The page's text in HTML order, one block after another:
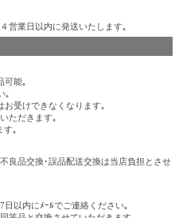
営業日以内に発送いたします｡
可能｡
｡
受けできなくなります｡
ただきます｡
す｡
良品交換･誤品配送交換は当店負担とさせ
以内にﾒｰﾙでご連絡ください｡